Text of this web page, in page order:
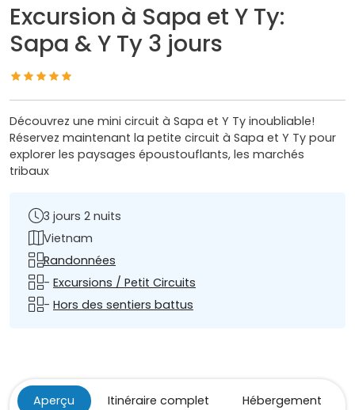
Excursion à Sapa et Y Ty:
Sapa & Y Ty 3 jours
Découvrez une mini circuit à Sapa et Y Ty inoubliable!
Réservez maintenant la petite circuit à Sapa et Y Ty pour
explorer les paysages époustouflants, les marchés
tribaux
3 jours 2 nuits
Vietnam
Randonnées
- Excursions / Petit Circuits
- Hors des sentiers battus
Aperçu Itinéraire complet
Hébergement